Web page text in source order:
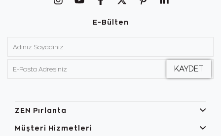
E-Bülten
ZEN Pırlanta
Müşteri Hizmetleri